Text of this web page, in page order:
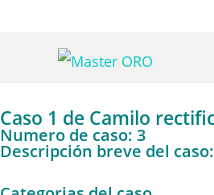
Caso 1 de Camilo
Numero de caso: 3
Descripción breve del